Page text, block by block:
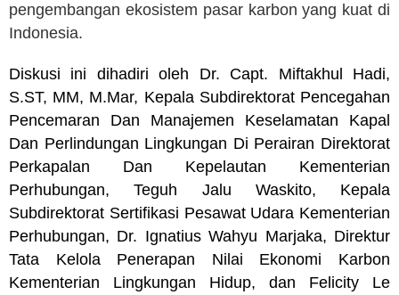
pengembangan ekosistem pasar karbon yang kuat di
Indonesia.
Diskusi ini dihadiri oleh Dr. Capt. Miftakhul Hadi,
S.ST, MM, M.Mar, Kepala Subdirektorat Pencegahan
Pencemaran Dan Manajemen Keselamatan Kapal
Dan Perlindungan Lingkungan Di Perairan Direktorat
Perkapalan Dan Kepelautan Kementerian
Perhubungan, Teguh Jalu Waskito, Kepala
Subdirektorat Sertifikasi Pesawat Udara Kementerian
Perhubungan, Dr. Ignatius Wahyu Marjaka, Direktur
Tata Kelola Penerapan Nilai Ekonomi Karbon
Kementerian Lingkungan Hidup, dan Felicity Le